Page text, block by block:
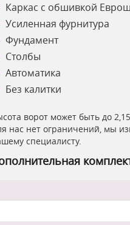
Каркас с обшивкой
Усиленная фурнитура
Фундамент
Столбы
Автоматика
Без калитки
ворот может быть до
нас нет ограничений, мы
специалисту.